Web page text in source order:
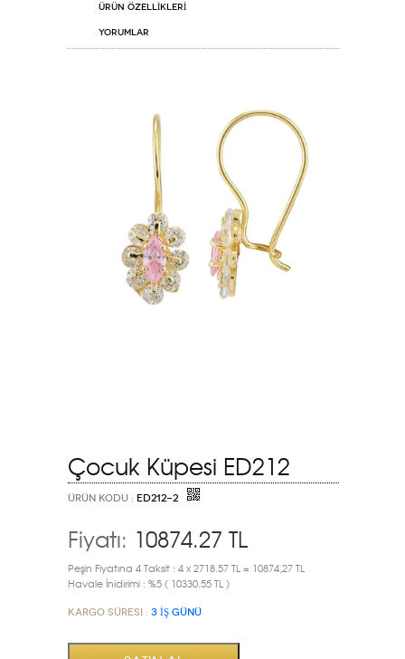
ÜRÜN ÖZELLİKLERİ
Yorumlar
Çocuk Küpesi ED212
ÜRÜN KODU : ED212-2
Fiyatı: 10874.27 TL
Peşin Fiyatına 4 Taksit : 4 x 2718.57 TL = 10874,27 TL
Havale İnidirimi : %5 ( 10330.55 TL )
Kargo Süresi : 3 İŞ GÜNÜ